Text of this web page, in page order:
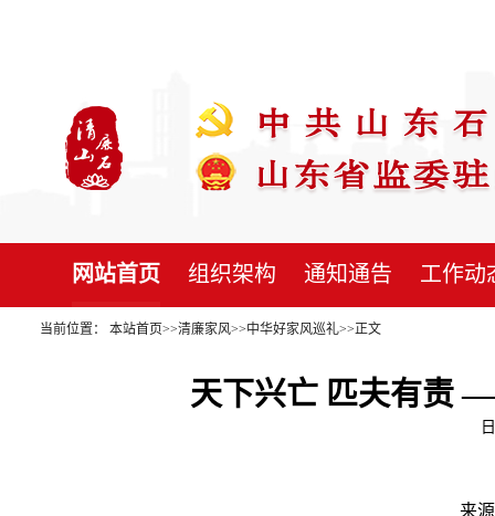
网站首页 组织架构 通知通告 工作动
当前位置： 本站首页>>清廉家风>>中华好家风巡礼>>正文
天下兴亡 匹夫有责
来源：中国纪检监